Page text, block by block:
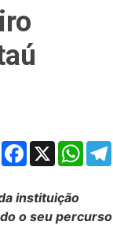
Facebook
X
instituição
o seu percurso